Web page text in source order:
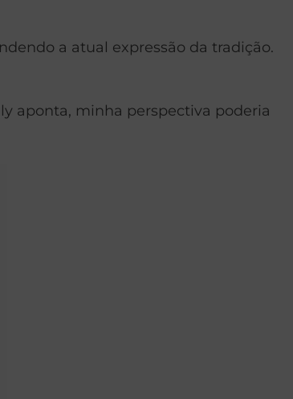
a atual expressão da tradição.
aponta, minha perspectiva poderia